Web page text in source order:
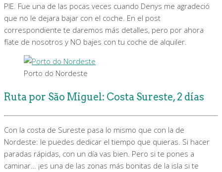
PIE. Fue una de las pocas veces cuando Denys me agradeció
que no le dejara bajar con el coche. En el post
correspondiente te daremos más detalles, pero por ahora
fíate de nosotros y NO bajes con tu coche de alquiler.
Porto do Nordeste
Ruta por São Miguel: Costa Sureste, 2 días
Con la costa de Sureste pasa lo mismo que con la de
Nordeste: le puedes dedicar el tiempo que quieras. Si hacer
paradas rápidas, con un día vas bien. Pero si te pones a
caminar… ¡es una de las zonas más bonitas de la isla si te